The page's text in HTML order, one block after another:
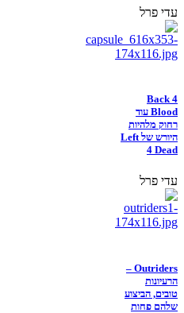
עדי פרל
Back 4
Blood עוד
רחוק מלהיות
היורש של Left
4 Dead
עדי פרל
Outriders –
הרעיונות
טובים, הביצוע
שלהם פחות